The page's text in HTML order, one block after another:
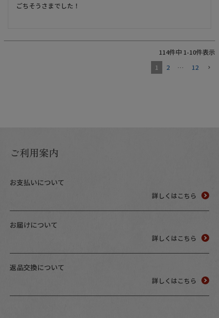
ごちそうさまでした！
114件中 1-10件表示
1
2 … 12
ご利用案内
お支払いについて
詳しくはこちら
お届けについて
詳しくはこちら
返品交換について
詳しくはこちら